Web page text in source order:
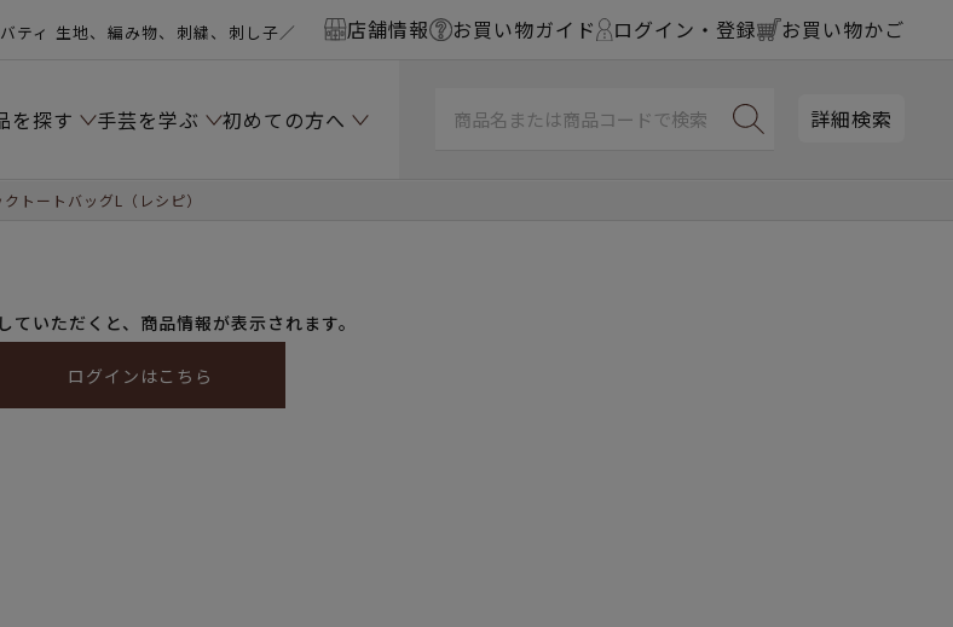
ティ 生地、編み物、刺繍、刺し子／ 店舗情報 お買い物ガイド ログイン・登録 お買い物かご
を探す 手芸を学ぶ 初めての方へ 詳細検索
トートバッグL（レシピ）
ていただくと、商品情報が表示されます。
ログインはこちら